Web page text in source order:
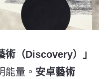
術（Discovery）」
能量。 安卓藝術